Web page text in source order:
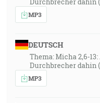
MP3
DEUTSCH
Thema: Micha 2,6-
Durchbrecher dahin
MP3